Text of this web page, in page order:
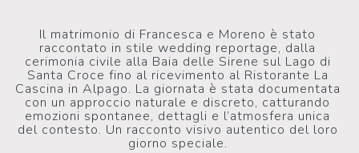
Il matrimonio di Francesca e Moreno è stato
raccontato in stile wedding reportage, dalla
cerimonia civile alla Baia delle Sirene sul Lago di
Santa Croce fino al ricevimento al Ristorante La
Cascina in Alpago. La giornata è stata documentata
con un approccio naturale e discreto, catturando
emozioni spontanee, dettagli e l’atmosfera unica
del contesto. Un racconto visivo autentico del loro
giorno speciale.